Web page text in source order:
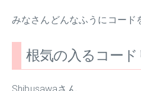
みなさんどんなふうにコー
根気の入るコー